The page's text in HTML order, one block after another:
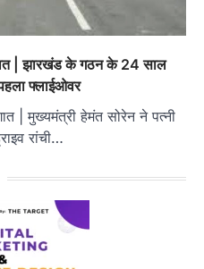
| झारखंड के गठन के 24 साल
फ्लाईओवर
| मुख्यमंत्री हेमंत सोरेन ने पत्नी
रांची…